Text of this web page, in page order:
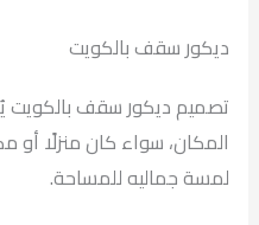
ديكور سقف بالكويت
تصميم ديكور سقف بالكويت
المكان، سواء كان منزلًا أو
لمسة جماليه للمساحة.